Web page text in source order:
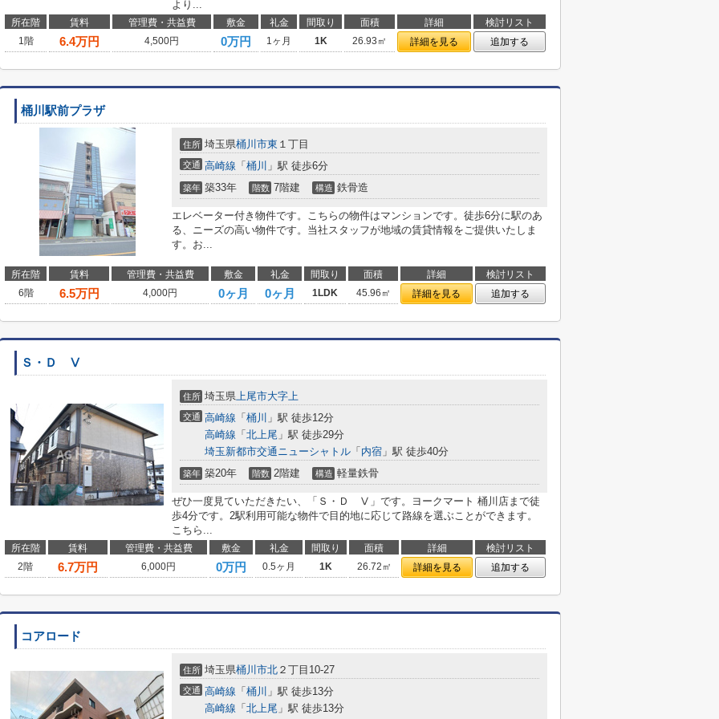
より...
所在階 賃料 管理費・共益費 敷金 礼金 間取り 面積 詳細
検討リスト
1階
6.4万円 4,500円 0万円 1ヶ月 1K 26.93㎡ 詳細を見る 追加する
桶川駅前プラザ
住所 埼玉県桶川市東 １丁目
交通 高崎線 「 桶川 」駅 徒歩6分
築年 築33年 階数 7階建 構造 鉄骨造
エレベーター付き物件です。こちらの物件はマンションです。徒歩6分に駅のあ
る、ニーズの高い物件です。当社スタッフが地域の賃貸情報をご提供いたしま
す。お...
所在階 賃料 管理費・共益費 敷金 礼金 間取り 面積 詳細
検討リスト
6階
6.5万円 4,000円 0ヶ月 0ヶ月 1LDK 45.96㎡ 詳細を見る 追加する
Ｓ・Ｄ Ⅴ
住所 埼玉県上尾市大字上
交通 高崎線 「 桶川 」駅 徒歩12分
高崎線 「 北上尾 」駅 徒歩29分
埼玉新都市交通ニューシャトル 「 内宿 」駅 徒歩40分
築年 築20年 階数 2階建 構造 軽量鉄骨
ぜひ一度見ていただきたい、「Ｓ・Ｄ Ⅴ」です。ヨークマート 桶川店まで徒
歩4分です。2駅利用可能な物件で目的地に応じて路線を選ぶことができます。
こちら...
所在階 賃料 管理費・共益費 敷金 礼金 間取り 面積 詳細
検討リスト
2階
6.7万円 6,000円 0万円 0.5ヶ月 1K 26.72㎡ 詳細を見る 追加する
コアロード
住所 埼玉県桶川市北 ２丁目10-27
交通 高崎線 「 桶川 」駅 徒歩13分
高崎線 「 北上尾 」駅 徒歩13分